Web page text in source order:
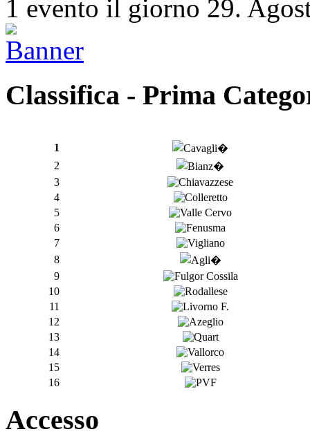
1 evento il giorno 29.
Classifica - Prima
1
2
3
4
5
6
7
8
9
10
11
12
13
14
15
16
Accesso